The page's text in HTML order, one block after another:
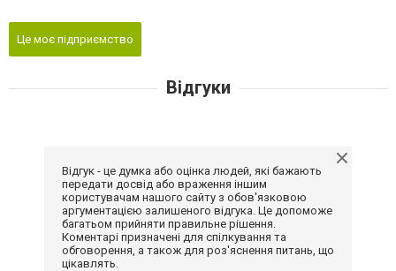
Це моє підприємство
Відгуки
Відгук - це думка або оцінка людей, які бажають
передати досвід або враження іншим
користувачам нашого сайту з обов'язковою
аргументацією залишеного відгука. Це допоможе
багатьом прийняти правильне рішення.
Коментарі призначені для спілкування та
обговорення, а також для роз'яснення питань, що
цікавлять.